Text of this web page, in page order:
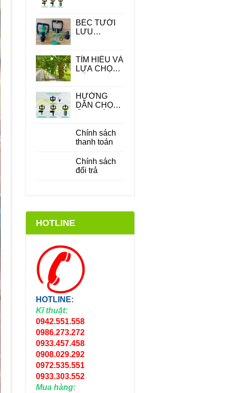
TRONG
TRONG HỆ
BÉC TƯỚI
LƯU
TÌM HIỂU VÀ
LỰA CHỌN
CÂY ĂN
QUẢ PHÙ
HƯỚNG
DẪN CHỌN
TƯỚI CÂY
PHÙ HỢP
KIỆM CHI
PHÍ
Chính sách
thanh toán
Chính sách
đổi trả
HOTLINE
HOTLINE:
Kĩ thuật:
0942.551.558
0986.273.272
0933.457.458
0908.029.292
0972.535.551
0933.303.552
Mua hàng: